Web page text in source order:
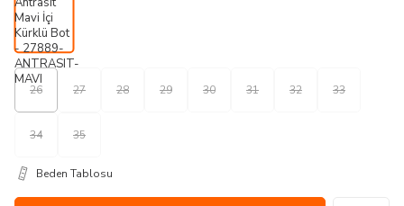
26 27 28 29 30 31 32 33
34 35
Beden Tablosu